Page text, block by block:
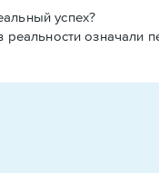
успех?
означали